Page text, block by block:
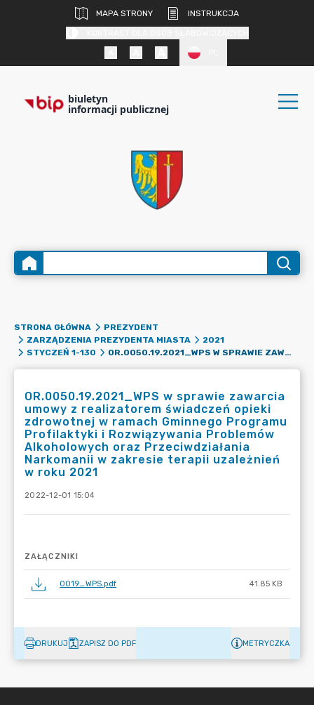
MAPA STRONY
INSTRUKCJA
biuletyn
informacji publicznej
STRONA GŁÓWNA
PREZYDENT
ZARZĄDZENIA PREZYDENTA MIASTA
2021
STYCZEŃ 1-130
OR.0050.19.2021_WPS W SPRAWIE ZAWARCIA UMOWY Z REALIZATOREM ŚWIADCZEŃ OPIEKI ZDROWOTNEJ W RAMACH GMINNEGO PROGRAMU PROFILAKTYKI I ROZWIĄZYWANIA PROBLEMÓW ALKOHOLOWYCH ORAZ PRZECIWDZIAŁANIA NARKOMANII W ZAKRESIE TERAPII UZALEŻNIEŃ W ROKU 2021
OR.0050.19.2021_WPS w sprawie zawarcia
umowy z realizatorem świadczeń opieki
zdrowotnej w ramach Gminnego Programu
Profilaktyki i Rozwiązywania Problemów
Alkoholowych oraz Przeciwdziałania
Narkomanii w zakresie terapii uzależnień
w roku 2021
2022-12-01 15:04
ZAŁĄCZNIKI
0019_WPS.pdf 41.85 KB
DRUKUJ ZAPISZ DO PDF METRYCZKA